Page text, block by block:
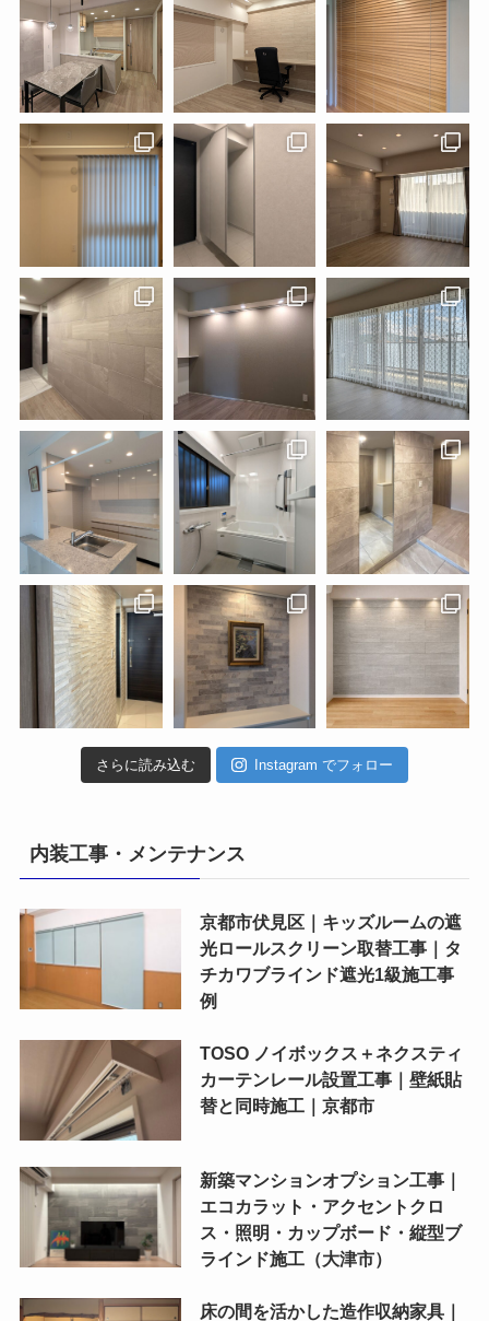
さらに読み込む Instagram でフォロー
内装工事・メンテナンス
京都市伏見区｜キッズルームの遮
光ロールスクリーン取替工事｜タ
チカワブラインド遮光1級施工事
例
TOSO ノイボックス＋ネクスティ
カーテンレール設置工事｜壁紙貼
替と同時施工｜京都市
新築マンションオプション工事｜
エコカラット・アクセントクロ
ス・照明・カップボード・縦型ブ
ラインド施工（大津市）
床の間を活かした造作収納家具｜